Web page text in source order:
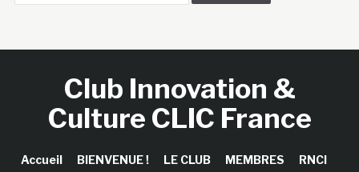
Club Innovation &
Culture CLIC France
Accueil BIENVENUE ! LE CLUB MEMBRES RNCI